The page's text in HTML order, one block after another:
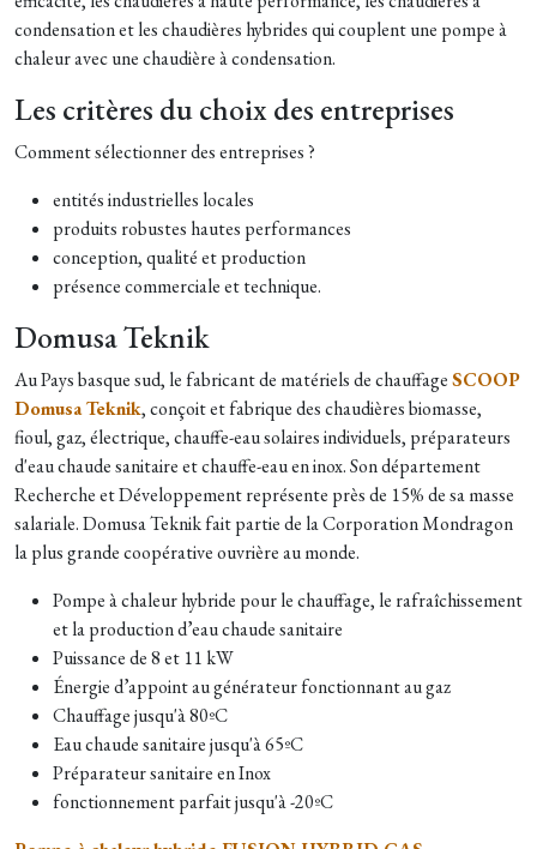
condensation et les chaudières hybrides qui couplent une pompe à
chaleur avec une chaudière à condensation.
Les critères du choix des entreprises
Comment sélectionner des entreprises ?
entités industrielles locales
produits robustes hautes performances
conception, qualité et production
présence commerciale et technique.
Domusa Teknik
Au Pays basque sud, le fabricant de matériels de chauffageSCOOP
Domusa Teknik, conçoit et fabrique des chaudières biomasse,
fioul, gaz, électrique, chauffe-eau solaires individuels, préparateurs
d'eau chaude sanitaire et chauffe-eau en inox. Son département
Recherche et Développement représente près de 15% de sa masse
salariale. Domusa Teknik fait partie de la Corporation Mondragon
la plus grande coopérative ouvrière au monde.
Pompe à chaleur hybride pour le chauffage, le rafraîchissement
et la production d’eau chaude sanitaire
Puissance de 8 et 11 kW
Énergie d’appoint au générateur fonctionnant au gaz
Chauffage jusqu'à 80ºC
Eau chaude sanitaire jusqu'à 65ºC
Préparateur sanitaire en Inox
fonctionnement parfait jusqu'à -20ºC